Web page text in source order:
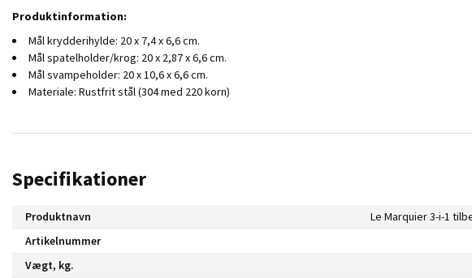
Produktinformation:
Mål krydderihylde: 20 x 7,4 x 6,6 cm.
Mål spatelholder/krog: 20 x 2,87 x 6,6 cm.
Mål svampeholder: 20 x 10,6 x 6,6 cm.
Materiale: Rustfrit stål (304 med 220 korn)
Specifikationer
Produktnavn
Le Marquier 3-i-1
Artikelnummer
Vægt, kg.